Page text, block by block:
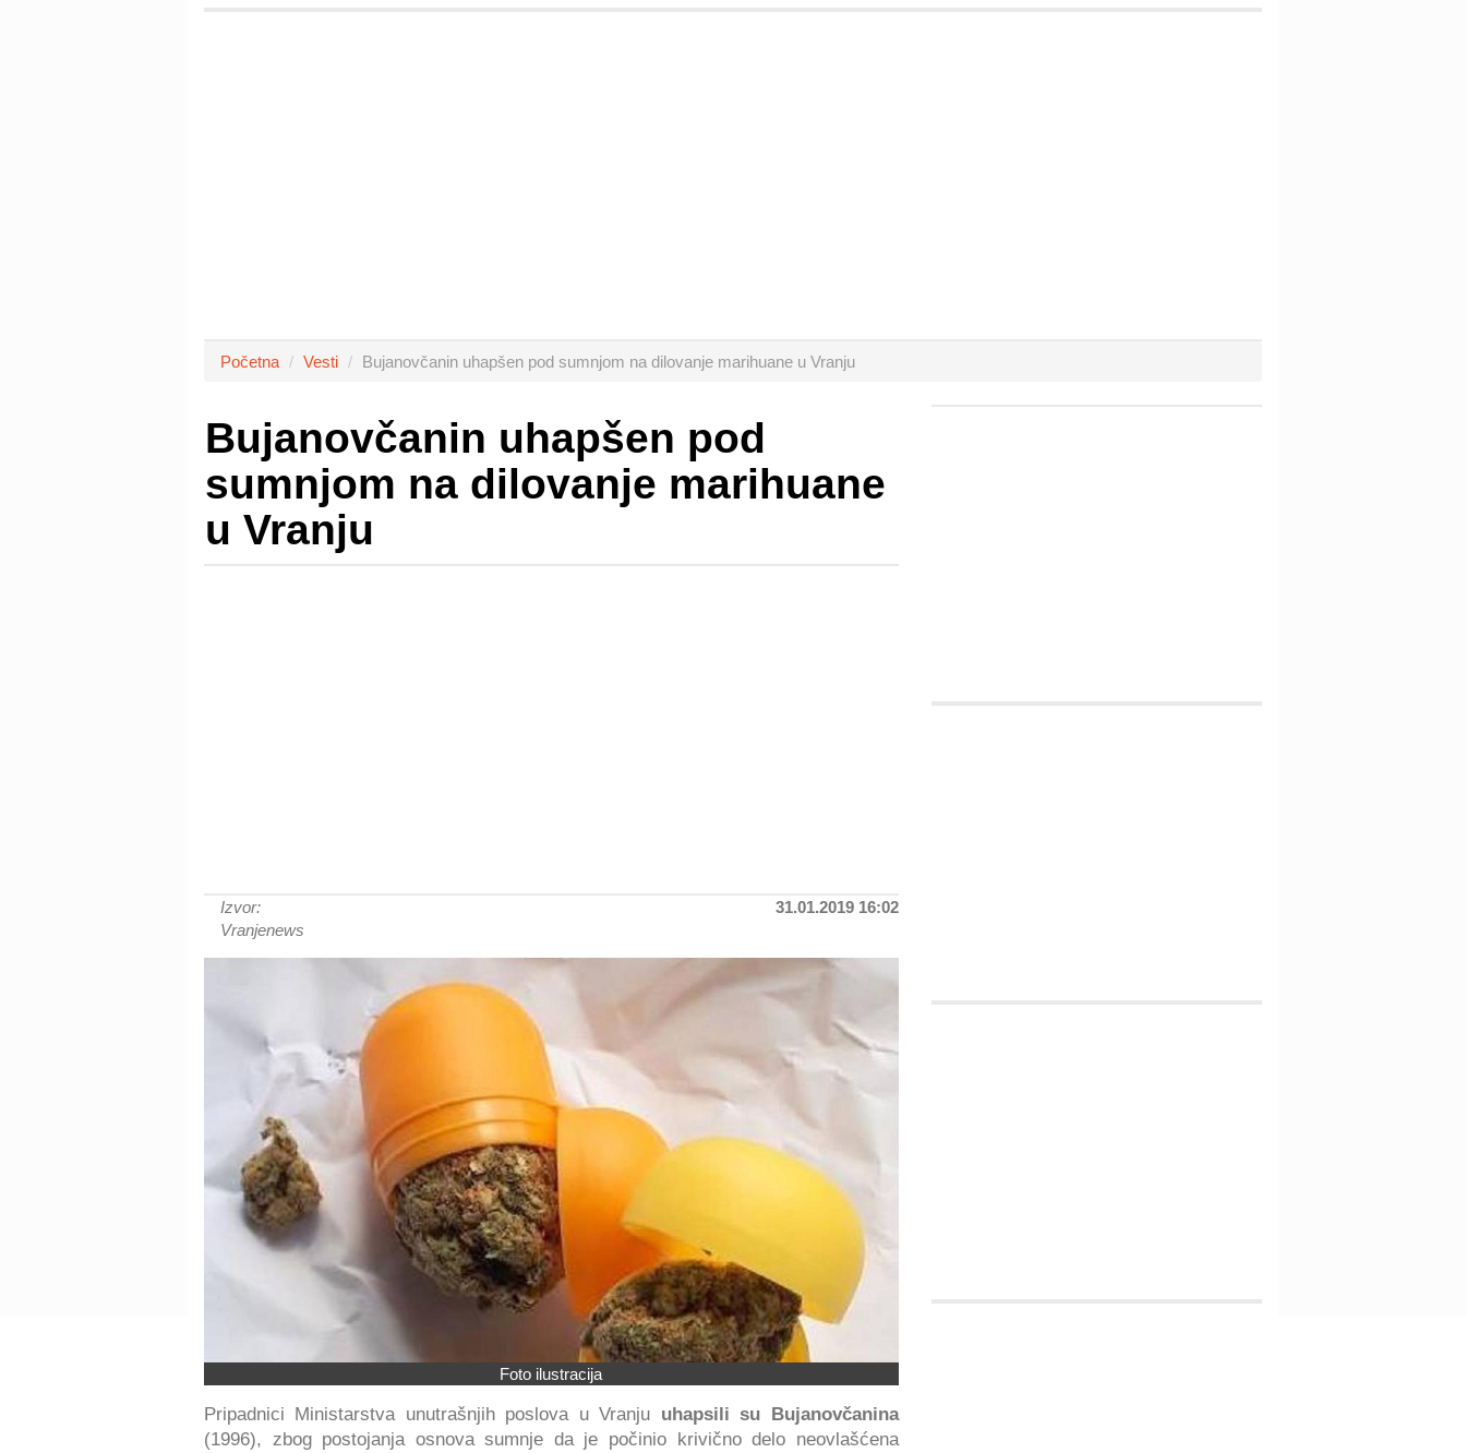
Početna Vesti Bujanovčanin uhapšen pod sumnjom na dilovanje marihuane u Vranju
Bujanovčanin uhapšen pod
sumnjom na dilovanje marihuane
u Vranju
Izvor:
Vranjenews
31.01.2019 16:02
Foto ilustracija
Pripadnici Ministarstva unutrašnjih poslova u Vranju uhapsili su Bujanovčanina
(1996), zbog postojanja osnova sumnje da je počinio krivično delo neovlašćena